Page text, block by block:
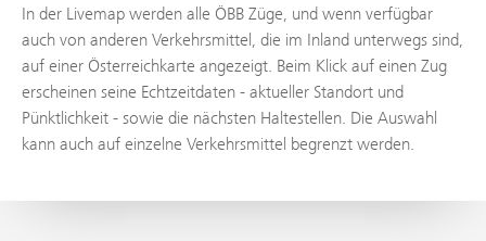
In der Livemap werden alle ÖBB Züge, und wenn verfügbar
auch von anderen Verkehrsmittel, die im Inland unterwegs sind,
auf einer Österreichkarte angezeigt. Beim Klick auf einen Zug
erscheinen seine Echtzeitdaten - aktueller Standort und
Pünktlichkeit - sowie die nächsten Haltestellen. Die Auswahl
kann auch auf einzelne Verkehrsmittel begrenzt werden.